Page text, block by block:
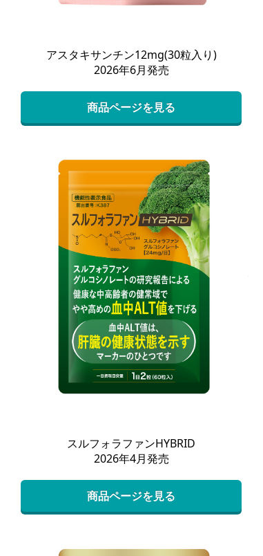
アスタキサンチン12mg(30粒入り)
2026年6月発売
商品ページを見る
スルフォラファンHYBRID
2026年4月発売
商品ページを見る